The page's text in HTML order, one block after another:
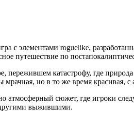
с элементами roguelike,
путешествие по
пережившем катастрофу, где
мрачная, но в то же время красивая,
атмосферный сюжет, где игроки
выжившими.